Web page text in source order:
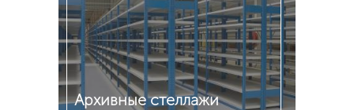
Архивные стеллажи